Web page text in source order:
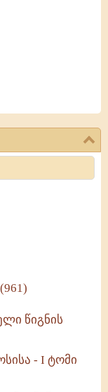
წიგნის
- I ტომი